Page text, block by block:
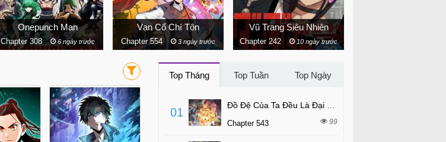
Onepunch Man
Chapter 308 6 ngày trước
Vạn Cổ Chí Tôn
Chapter 554 3 ngày trước
Vũ Trang Siêu Nhiên
Chapter 242 10 ngày trước
Top Tháng Top Tuần Top Ngày
01
Chapter 543 99